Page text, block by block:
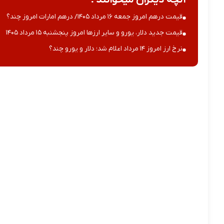
قیمت درهم امروز جمعه ۱۶ مرداد ۱۴۰۵/ درهم امارات امروز چند؟
قیمت جدید دلار، یورو و سایر ارزها امروز پنجشنبه ۱۵ مرداد ۱۴۰۵
نرخ ارز امروز ۱۴ مرداد اعلام شد؛ دلار و یورو چند؟